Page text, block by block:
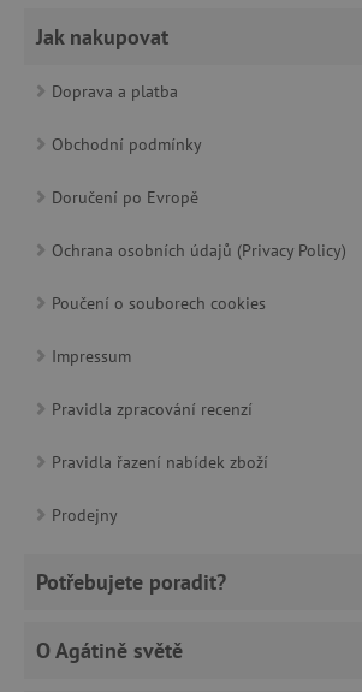
Jak nakupovat
Doprava a platba
Obchodní podmínky
Doručení po Evropě
Ochrana osobních údajů (Privacy Policy)
Poučení o souborech cookies
Impressum
Pravidla zpracování recenzí
Pravidla řazení nabídek zboží
Prodejny
Potřebujete poradit?
O Agátině světěCookieScriptConsent